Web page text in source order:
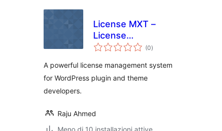
License MXT –
License
Management
(0valutazioni
totali
)
A powerful license management system
for WordPress plugin and theme
developers.
Raju Ahmed
Meno di 10 installazioni attive